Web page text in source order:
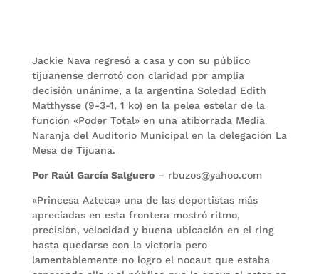
Jackie Nava regresó a casa y con su público
tijuanense derrotó con claridad por amplia
decisión unánime, a la argentina Soledad Edith
Matthysse (9-3-1, 1 ko) en la pelea estelar de la
función «Poder Total» en una atiborrada Media
Naranja del Auditorio Municipal en la delegación La
Mesa de Tijuana.
Por Raúl García Salguero– rbuzos@yahoo.com
«Princesa Azteca» una de las deportistas más
apreciadas en esta frontera mostró ritmo,
precisión, velocidad y buena ubicación en el ring
hasta quedarse con la victoria pero
lamentablemente no logro el nocaut que estaba